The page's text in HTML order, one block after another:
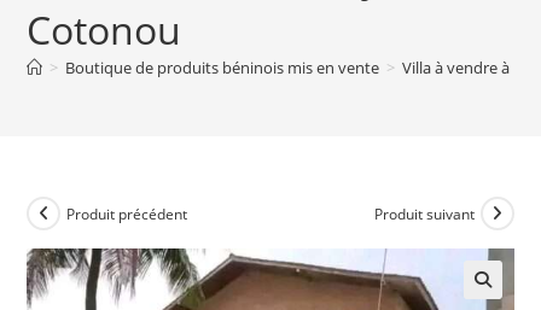
Cotonou
> Boutique de produits béninois mis en vente > Villa à vendre à
Produit précédent Produit suivant